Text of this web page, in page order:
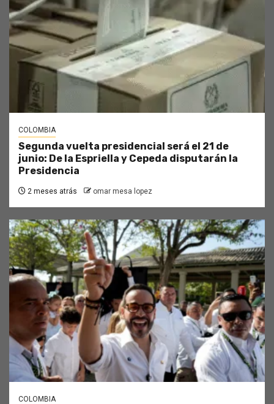
COLOMBIA
Segunda vuelta presidencial será el 21 de
junio: De la Espriella y Cepeda disputarán la
Presidencia
2 meses atrás omar mesa lopez
COLOMBIA